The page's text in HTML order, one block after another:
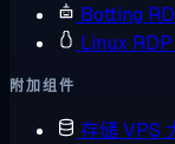
Botting
Linux RDP
附加组件
存储 VPS